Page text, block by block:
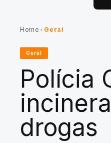
Home chevron_right Geral
Geral
Polícia
drogas